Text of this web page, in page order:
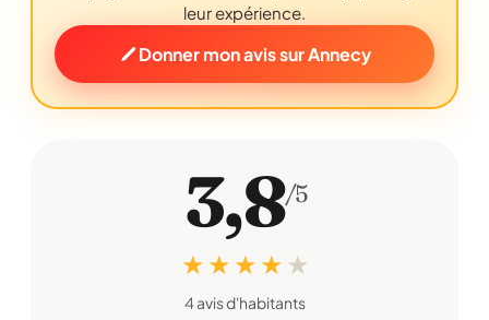
leur expérience.
Donner mon avis sur Annecy
3,8/5
★ ★ ★ ★ ★
4 avis d'habitants